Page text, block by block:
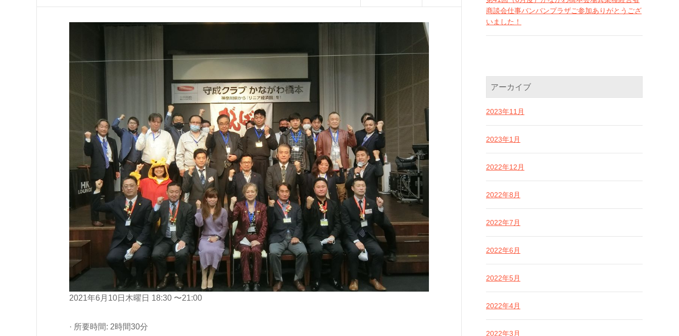
2021年6月10日木曜日 18:30 〜21:00
· 所要時間: 2時間30分
商談会仕事バンバンプラザご参加ありがとうござ
いました！
アーカイブ
2023年11月
2023年1月
2022年12月
2022年8月
2022年7月
2022年6月
2022年5月
2022年4月
2022年3月